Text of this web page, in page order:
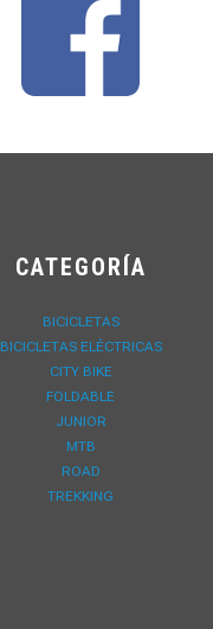
CATEGORÍA
BICICLETAS
BICICLETAS ELÉCTRICAS
CITY BIKE
FOLDABLE
JUNIOR
MTB
ROAD
TREKKING